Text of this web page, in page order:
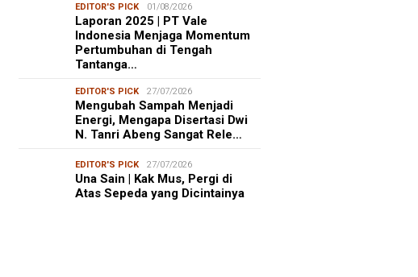
EDITOR'S PICK 01/08/2026
Laporan 2025 | PT Vale
Indonesia Menjaga Momentum
Pertumbuhan di Tengah
Tantanga…
EDITOR'S PICK 27/07/2026
Mengubah Sampah Menjadi
Energi, Mengapa Disertasi Dwi
N. Tanri Abeng Sangat Rele…
EDITOR'S PICK 27/07/2026
Una Sain | Kak Mus, Pergi di
Atas Sepeda yang Dicintainya